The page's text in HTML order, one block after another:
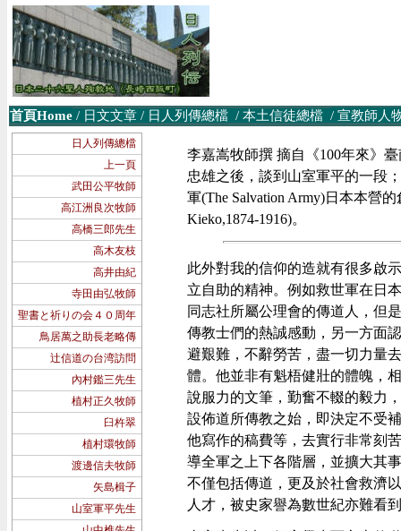
首頁Home / 日文文章 / 日人列傳總檔 / 本土信徒總檔 / 宣教師人
日人列傳總檔
上一頁
武田公平牧師
高江洲良次牧師
高橋三郎先生
高木友枝
高井由紀
寺田由弘牧師
聖書と祈りの会４０周年
鳥居萬之助長老略傳
辻信道の台湾訪問
內村鑑三先生
植村正久牧師
臼杵翠
植村環牧師
渡邊信夫牧師
矢島楫子
山室軍平先生
李嘉嵩牧師撰 摘自《100年來》
忠雄之後，談到山室軍平的一段
軍(The Salvation Army)日本本營
Kieko,1874-1916)。
此外對我的信仰的造就有很多啟
立自助的精神。例如救世軍在日
同志社所屬公理會的傳道人，但
傳教士們的熱誠感動，另一方面
避艱難，不辭勞苦，盡一切力量
體。他並非有魁梧健壯的體魄，
說服力的文筆，勤奮不輟的毅力
設佈道所傳教之始，即決定不受
他寫作的稿費等，去實行非常刻
導全軍之上下各階層，並擴大其
不僅包括傳道，更及於社會救濟
人才，被史家譽為數世紀亦難看